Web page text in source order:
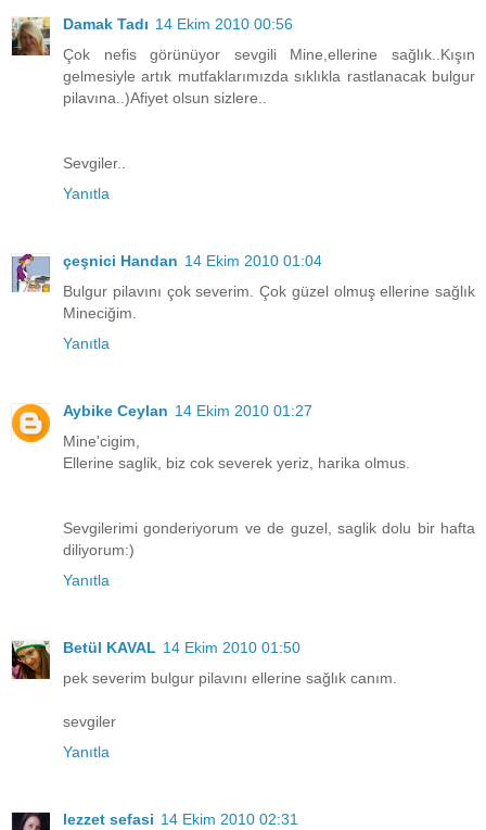
Damak Tadı 14 Ekim 2010 00:56
Çok nefis görünüyor sevgili Mine,ellerine sağlık..Kışın
gelmesiyle artık mutfaklarımızda sıklıkla rastlanacak bulgur
pilavına..)Afiyet olsun sizlere..
Sevgiler..
Yanıtla
çeşnici Handan 14 Ekim 2010 01:04
Bulgur pilavını çok severim. Çok güzel olmuş ellerine sağlık
Mineciğim.
Yanıtla
Aybike Ceylan 14 Ekim 2010 01:27
Mine'cigim,
Ellerine saglik, biz cok severek yeriz, harika olmus.
Sevgilerimi gonderiyorum ve de guzel, saglik dolu bir hafta
diliyorum:)
Yanıtla
Betül KAVAL 14 Ekim 2010 01:50
pek severim bulgur pilavını ellerine sağlık canım.
sevgiler
Yanıtla
lezzet sefasi 14 Ekim 2010 02:31